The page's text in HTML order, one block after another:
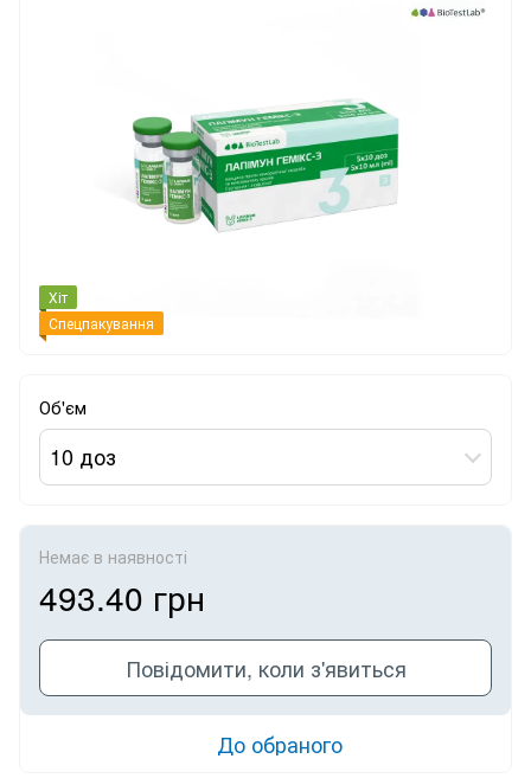
Хіт
Спецпакування
Об'єм
10 доз
Немає в наявності
493.40 грн
Повідомити, коли з'явиться
До обраного